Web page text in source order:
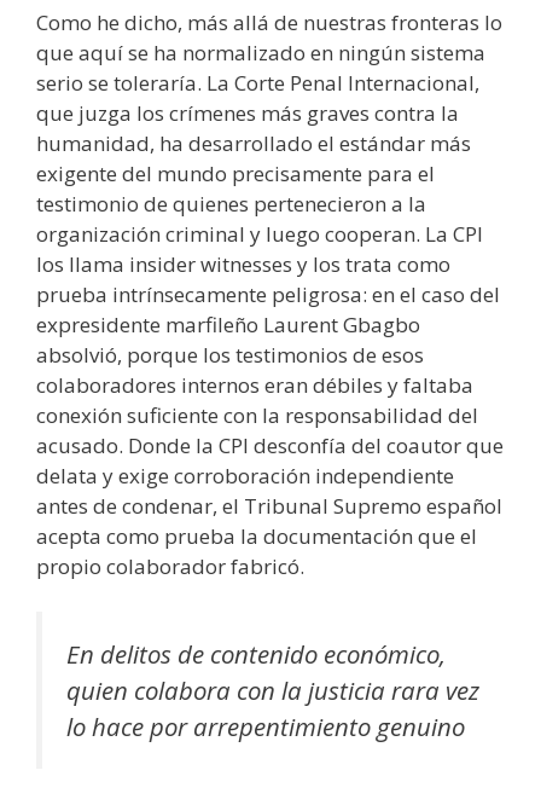
Como he dicho, más allá de nuestras fronteras lo
que aquí se ha normalizado en ningún sistema
serio se toleraría. La Corte Penal Internacional,
que juzga los crímenes más graves contra la
humanidad, ha desarrollado el estándar más
exigente del mundo precisamente para el
testimonio de quienes pertenecieron a la
organización criminal y luego cooperan. La CPI
los llama insider witnesses y los trata como
prueba intrínsecamente peligrosa: en el caso del
expresidente marfileño Laurent Gbagbo
absolvió, porque los testimonios de esos
colaboradores internos eran débiles y faltaba
conexión suficiente con la responsabilidad del
acusado. Donde la CPI desconfía del coautor que
delata y exige corroboración independiente
antes de condenar, el Tribunal Supremo español
acepta como prueba la documentación que el
propio colaborador fabricó.
En delitos de contenido económico,
quien colabora con la justicia rara vez
lo hace por arrepentimiento genuino